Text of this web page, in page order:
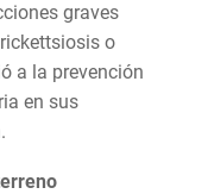
graves
o
a la prevención
en sus